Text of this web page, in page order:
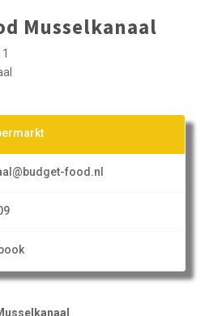
Musselkanaal
food.nl